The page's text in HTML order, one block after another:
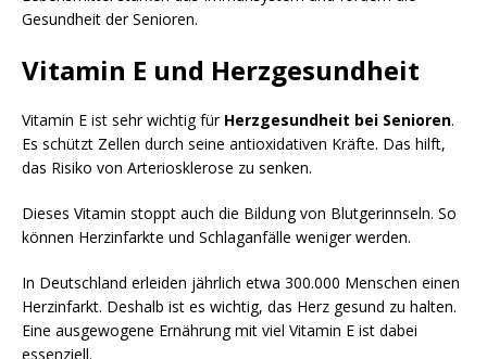
Gesundheit der Senioren.
Vitamin E und Herzgesundheit
Vitamin E ist sehr wichtig für Herzgesundheit bei Senioren.
Es schützt Zellen durch seine antioxidativen Kräfte. Das hilft,
das Risiko von Arteriosklerose zu senken.
Dieses Vitamin stoppt auch die Bildung von Blutgerinnseln. So
können Herzinfarkte und Schlaganfälle weniger werden.
In Deutschland erleiden jährlich etwa 300.000 Menschen einen
Herzinfarkt. Deshalb ist es wichtig, das Herz gesund zu halten.
Eine ausgewogene Ernährung mit viel Vitamin E ist dabei
essenziell.